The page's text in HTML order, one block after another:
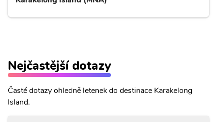
Nejčastější dotazy
Časté dotazy ohledně letenek do destinace Karakelong
Island.